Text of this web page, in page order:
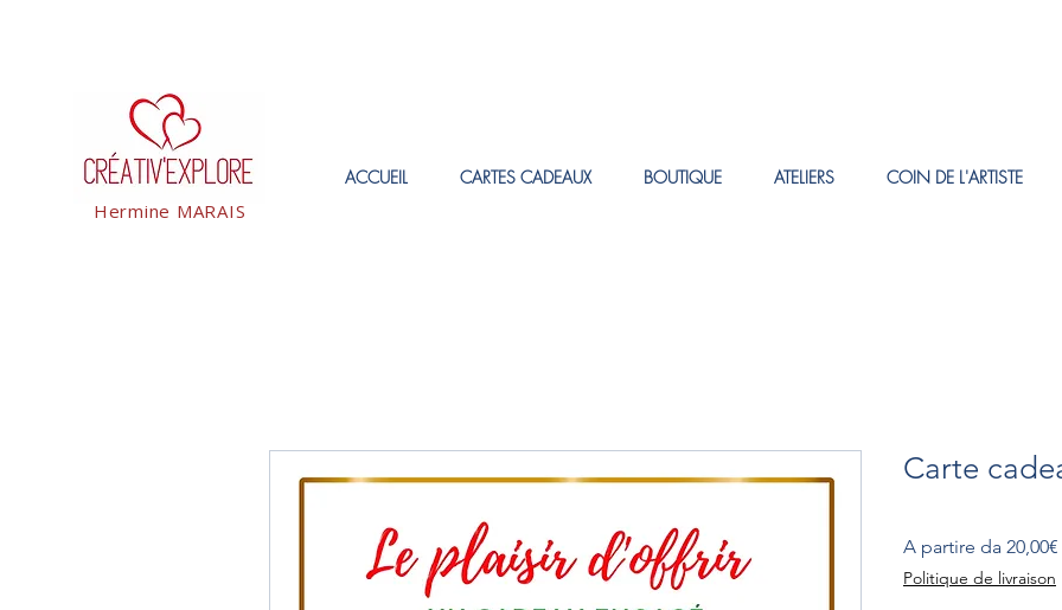
Hermine MARAIS
ACCUEIL CARTES CADEAUX BOUTIQUE ATELIERS COIN DE L'ARTISTE
Carte
A partire da 20,00€
Politique de livraison